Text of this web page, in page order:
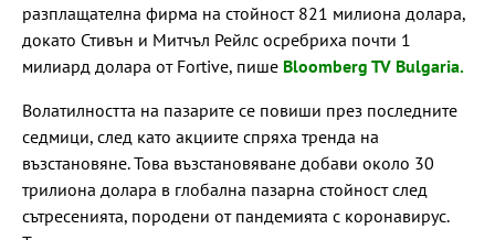
разплащателна фирма на стойност 821 милиона долара,
докато Стивън и Митчъл Рейлс осребриха почти 1
милиард долара от Fortive, пише Bloomberg TV Bulgaria.
Волатилността на пазарите се повиши през последните
седмици, след като акциите спряха тренда на
възстановяне. Това възстановяване добави около 30
трилиона долара в глобална пазарна стойност след
сътресенията, породени от пандемията с коронавирус.